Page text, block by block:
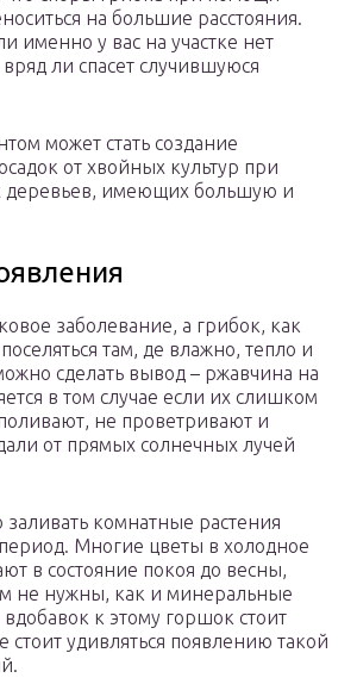
на большие расстояния.
именно у вас на участке нет
ли спасет случившуюся
может стать создание
от хвойных культур при
деревьев, имеющих большую и
заболевание, а грибок, как
там, де влажно, тепло и
сделать вывод – ржавчина на
в том случае если их слишком
не проветривают и
от прямых солнечных лучей
комнатные растения
Многие цветы в холодное
в состояние покоя до весны,
не нужны, как и минеральные
к этому горшок стоит
стоит удивляться появлению такой